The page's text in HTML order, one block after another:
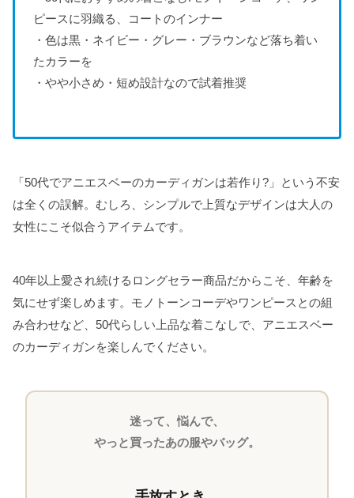
ピースに羽織る、コートのインナー
・色は黒・ネイビー・グレー・ブラウンなど落ち着い
たカラーを
・やや小さめ・短め設計なので試着推奨
「50代でアニエスベーのカーディガンは若作り?」という不安
は全くの誤解。むしろ、シンプルで上質なデザインは大人の
女性にこそ似合うアイテムです。
40年以上愛され続けるロングセラー商品だからこそ、年齢を
気にせず楽しめます。モノトーンコーデやワンピースとの組
み合わせなど、50代らしい上品な着こなしで、アニエスベー
のカーディガンを楽しんでください。
迷って、悩んで、
やっと買ったあの服やバッグ。